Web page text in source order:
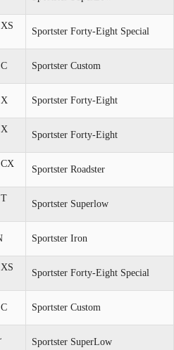
Sportster Forty-Eight Special
Sportster Custom
Sportster Forty-Eight
Sportster Forty-Eight
Sportster Roadster
Sportster Superlow
Sportster Iron
Sportster Forty-Eight Special
Sportster Custom
Sportster SuperLow